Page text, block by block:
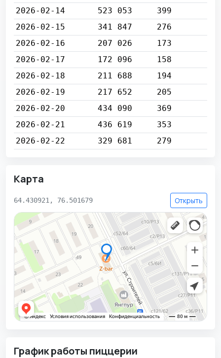
2026-02-14
523 053
399
2026-02-15
341 847
276
2026-02-16
207 026
173
2026-02-17
172 096
158
2026-02-18
211 688
194
2026-02-19
217 652
205
2026-02-20
434 090
369
2026-02-21
436 619
353
2026-02-22
329 681 279
Карта
64.430921, 76.501679 Открыть
График работы пиццерии